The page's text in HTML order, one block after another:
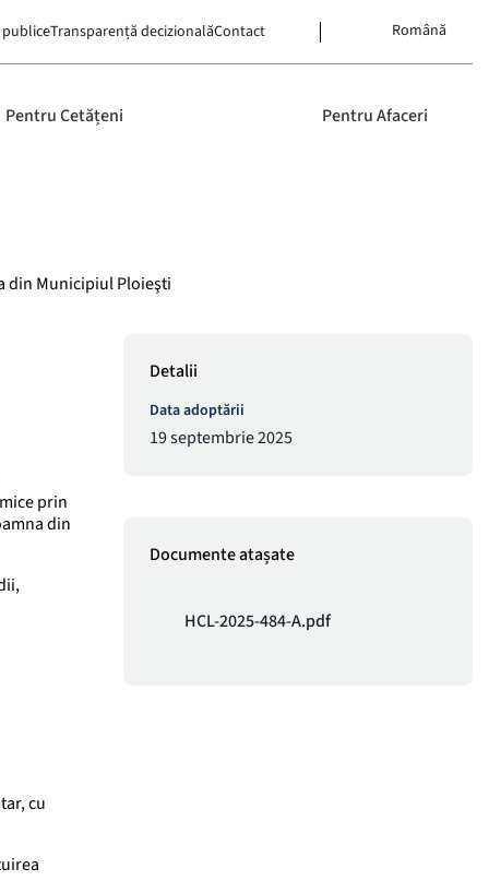
Transparență decizionalăContact Română
Pentru Cetățeni Pentru Afaceri
din Municipiul Ploieşti
prin
din
cu
Detalii
Data adoptării
19 septembrie 2025
Documente atașate
HCL-2025-484-A.pdf